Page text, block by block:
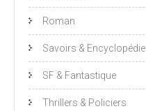
Roman
Savoirs & Encyclopédie
SF & Fantastique
Thrillers & Policiers